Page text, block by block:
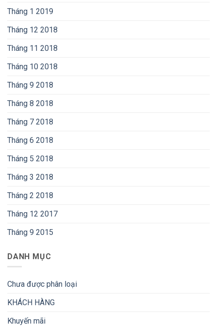
Tháng 1 2019
Tháng 12 2018
Tháng 11 2018
Tháng 10 2018
Tháng 9 2018
Tháng 8 2018
Tháng 7 2018
Tháng 6 2018
Tháng 5 2018
Tháng 3 2018
Tháng 2 2018
Tháng 12 2017
Tháng 9 2015
DANH MỤC
Chưa được phân loại
KHÁCH HÀNG
Khuyến mãi